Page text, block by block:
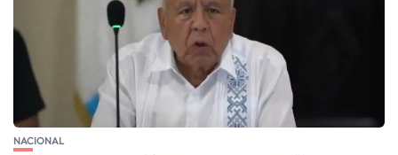
NACIONAL